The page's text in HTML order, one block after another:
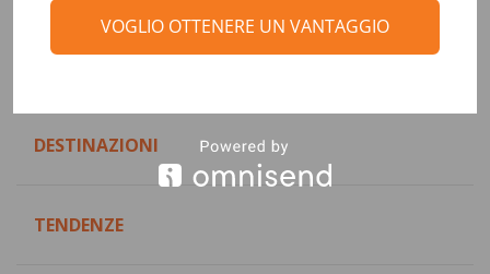
Categorie
DESTINAZIONI
TENDENZE
VOGLIO OTTENERE UN VANTAGGIO